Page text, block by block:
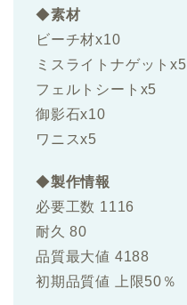
◆素材
ビーチ材x10
ミスライトナゲットx5
フェルトシートx5
御影石x10
ワニスx5
◆製作情報
必要工数 1116
耐久 80
品質最大値 4188
初期品質値 上限50％